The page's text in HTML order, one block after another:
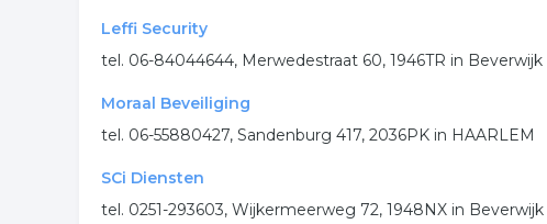
Leffi Security
tel. 06-84044644, Merwedestraat 60, 1946TR in Beverwijk
Moraal Beveiliging
tel. 06-55880427, Sandenburg 417, 2036PK in HAARLEM
SCi Diensten
tel. 0251-293603, Wijkermeerweg 72, 1948NX in Beverwijk